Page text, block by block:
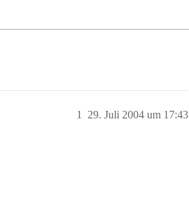
29. Juli 2004 um 17:43
1